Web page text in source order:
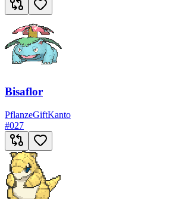
Bisaflor
PflanzeGiftKanto
#027